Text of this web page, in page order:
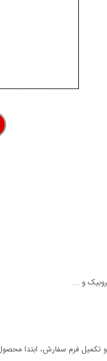
و ...
فرم سفارش، ابتدا